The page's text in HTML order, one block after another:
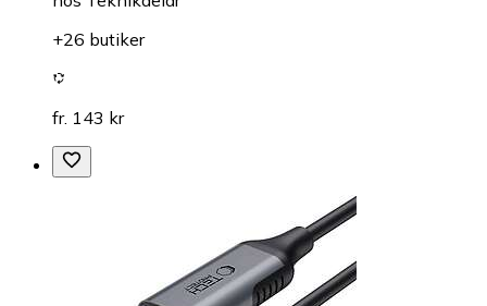
+26 butiker
fr. 143 kr